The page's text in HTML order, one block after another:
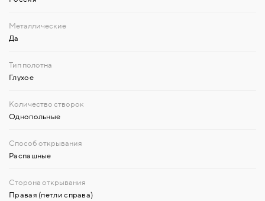
Да
Глухое
Однопольные
Распашные
Правая (петли справа)